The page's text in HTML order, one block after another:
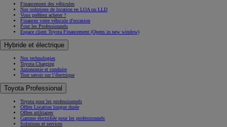
Financement des véhicules
Nos solutions de location en LOA ou LLD
Vous préférez acheter ?
Financez votre véhicule d'occasion
Pour les Professionnels
Espace client Toyota Financement (Opens in new window)
Hybride et électrique
Nos technologies
Toyota Charging
Autonomie et conduite
Tout savoir sur l’électrique
Toyota Professional
Toyota pour les professionnels
Offres Location longue durée
Offres utilitaires
Gamme électrifiée pour les professionnels
Solutions et services